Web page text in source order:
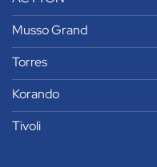
Musso Grand
Torres
Korando
Tivoli